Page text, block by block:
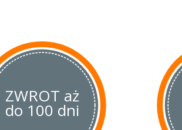
ZWROT aż
do 100 dni